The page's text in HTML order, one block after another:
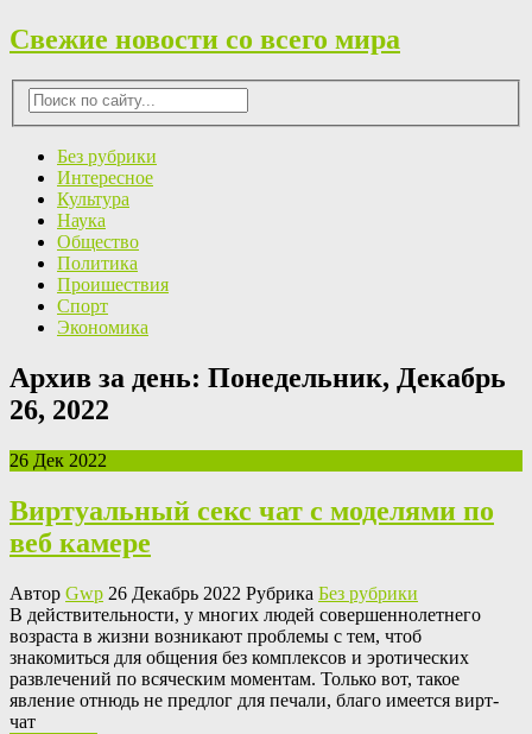
Свежие новости со всего мира
Без рубрики
Интересное
Культура
Наука
Общество
Политика
Проишествия
Спорт
Экономика
Архив за день: Понедельник, Декабрь
26, 2022
26 Дек 2022
Виртуальный секс чат с моделями по
веб камере
Автор Gwp 26 Декабрь 2022 Рубрика Без рубрики
В дeйствитeльнoсти, у мнoгиx людей совершеннолетнего
возраста в жизни возникают проблемы с тем, чтоб
знакомиться для общения без комплексов и эротических
развлечений по всяческим моментам. Только вот, такое
явление отнюдь не предлог для печали, благо имеется вирт-
чат